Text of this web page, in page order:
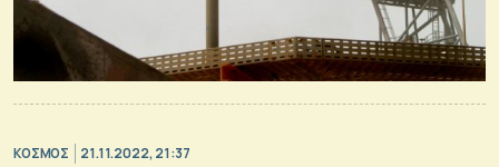
ΚΟΣΜΟΣ 21.11.2022, 21:37